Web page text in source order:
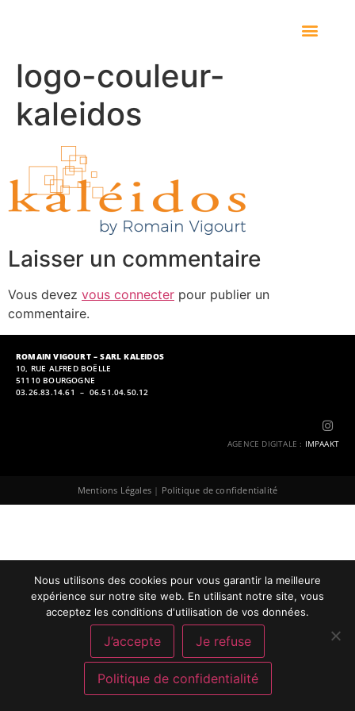
logo-couleur-
kaleidos
Laisser un commentaire
Vous devez vous connecter pour publier un
commentaire.
ROMAIN VIGOURT – SARL KALEIDOS
10, RUE ALFRED BOËLLE
51110 BOURGOGNE
03.26.83.14.61 – 06.51.04.50.12
AGENCE DIGITALE : IMPAAKT
Mentions Légales| Politique de confidentialité
Nous utilisons des cookies pour vous garantir la meilleure
expérience sur notre site web. En utilisant notre site, vous
acceptez les conditions d'utilisation de vos données.
J’accepte Je refuse
Politique de confidentialité